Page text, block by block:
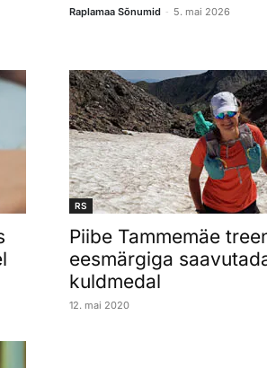
Raplamaa Sõnumid - 5. mai 2026
RS
Piibe Tammemäe
eesmärgiga
kuldmedal
12. mai 2020